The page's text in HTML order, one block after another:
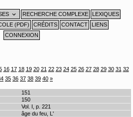
RECHERCHE COMPLEXE
LEXIQUES
(PDF) CRÉDITS CONTACT
LIENS
CONNEXION
16 17 18 19 20 21 22 23 24 25 26 27 28 29 30 31 32
35 36 37 38 39 40 »
151
150
Vol. I, p. 221
âge du feu, L'